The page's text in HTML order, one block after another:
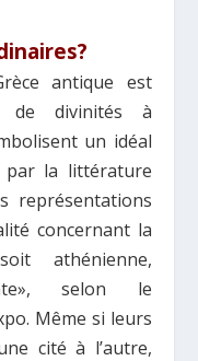
antique est
de divinités à
un idéal
par la littérature
représentations
concernant la
athénienne,
selon le
Même si leurs
cité à l’autre,